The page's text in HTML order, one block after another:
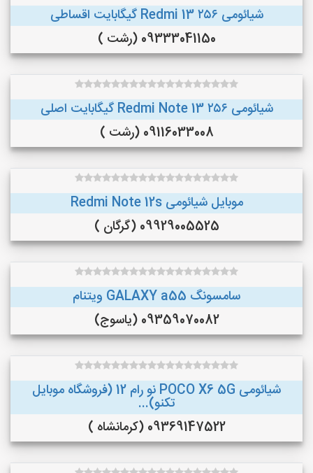
شیائومی Redmi 13 ۲۵۶ گیگابایت اقساطی
09333041150 (رشت )
شیائومی Redmi Note 13 ۲۵۶ گیگابایت اصلی
09116033008 (رشت )
موبایل شیائومی Redmi Note 12s
09929005525 (گرگان )
سامسونگ GALAXY a55 ویتنام
09359070082 (یاسوج)
شیائومی POCO X6 5G نو رام 12 (فروشگاه موبایل
تکنو)...
09369147522 (کرمانشاه )